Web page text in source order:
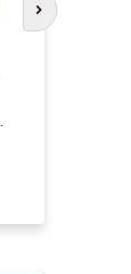
次のスライド